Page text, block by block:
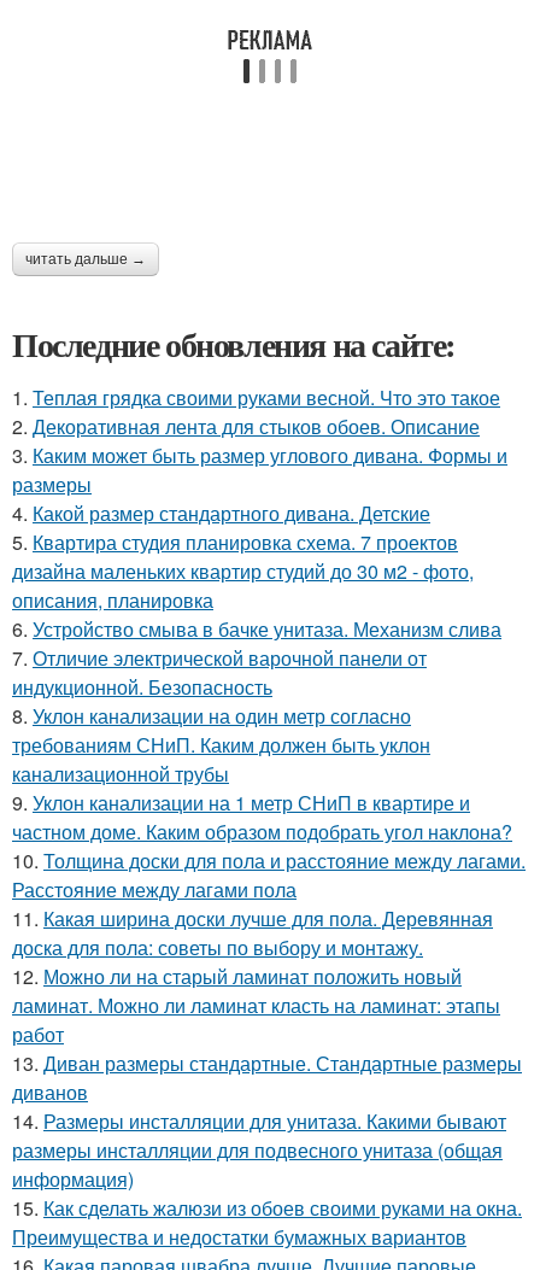
читать дальше →
Последние обновления на сайте:
1. Теплая грядка своими руками весной. Что это такое
2. Декоративная лента для стыков обоев. Описание
3. Каким может быть размер углового дивана. Формы и
размеры
4. Какой размер стандартного дивана. Детские
5. Квартира студия планировка схема. 7 проектов
дизайна маленьких квартир студий до 30 м2 - фото,
описания, планировка
6. Устройство смыва в бачке унитаза. Механизм слива
7. Отличие электрической варочной панели от
индукционной. Безопасность
8. Уклон канализации на один метр согласно
требованиям СНиП. Каким должен быть уклон
канализационной трубы
9. Уклон канализации на 1 метр СНиП в квартире и
частном доме. Каким образом подобрать угол наклона?
10. Толщина доски для пола и расстояние между лагами.
Расстояние между лагами пола
11. Какая ширина доски лучше для пола. Деревянная
доска для пола: советы по выбору и монтажу.
12. Можно ли на старый ламинат положить новый
ламинат. Можно ли ламинат класть на ламинат: этапы
работ
13. Диван размеры стандартные. Стандартные размеры
диванов
14. Размеры инсталляции для унитаза. Какими бывают
размеры инсталляции для подвесного унитаза (общая
информация)
15. Как сделать жалюзи из обоев своими руками на окна.
Преимущества и недостатки бумажных вариантов